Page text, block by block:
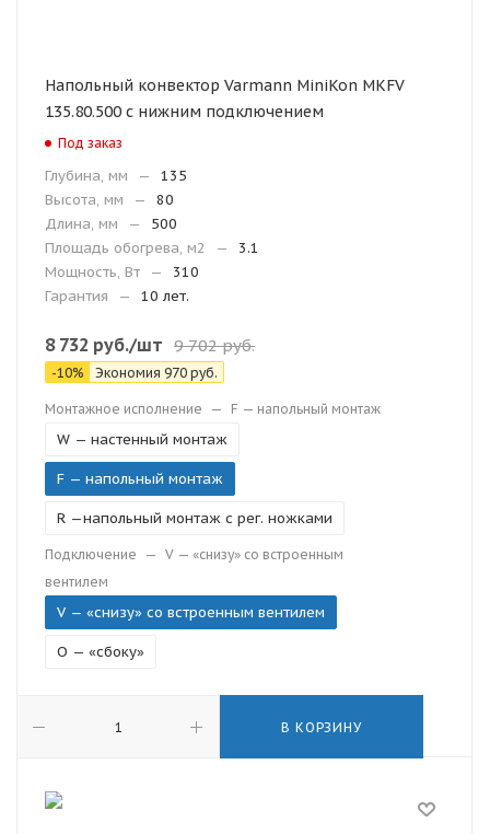
Напольный конвектор Varmann MiniKon MKFV
135.80.500 с нижним подключением
Под заказ
Глубина, мм —
135
Высота, мм
—
80
Длина, мм
—
500
Площадь обогрева, м2
—
3.1
Мощность, Вт
—
310
Гарантия
— 10 лет.
8 732 руб./шт 9 702руб.
-10% Экономия 970 руб.
Монтажное исполнение — F — напольный монтаж
W — настенный монтаж
F — напольный монтаж
R —напольный монтаж с рег. ножками
Подключение — V — «снизу» со встроенным
вентилем
V — «снизу» со встроенным вентилем
O — «сбоку»
В КОРЗИНУ